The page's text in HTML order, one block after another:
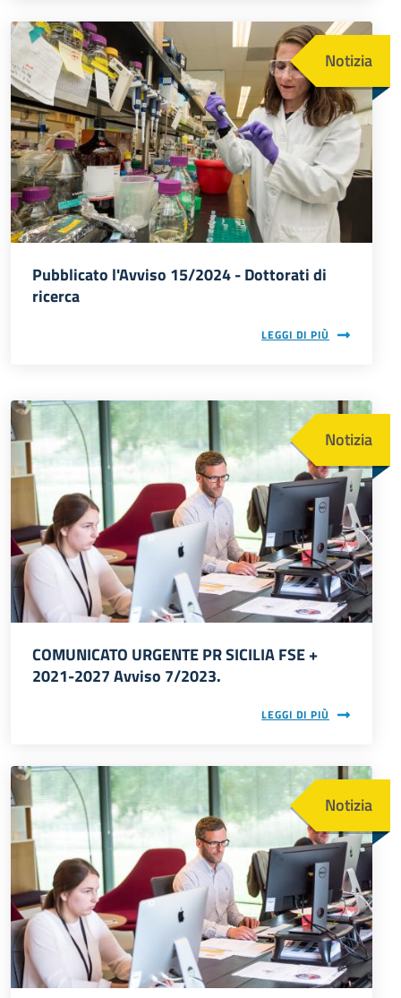
Immagine
Notizia
Pubblicato l'Avviso 15/2024 - Dottorati di
ricerca
LEGGI DI PIÙ
Immagine
Notizia
COMUNICATO URGENTE PR SICILIA FSE +
2021-2027 Avviso 7/2023.
LEGGI DI PIÙ
Immagine
Notizia